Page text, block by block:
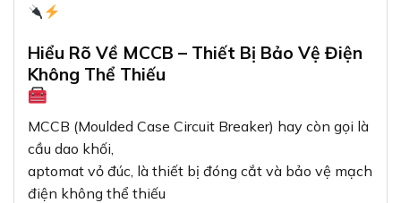
Hiểu Rõ Về MCCB – Thiết Bị Bảo Vệ Điện
Không Thể Thiếu
MCCB (Moulded Case Circuit Breaker) hay còn gọi là
cầu dao khối,
aptomat vỏ đúc, là thiết bị đóng cắt và bảo vệ mạch
điện không thể thiếu